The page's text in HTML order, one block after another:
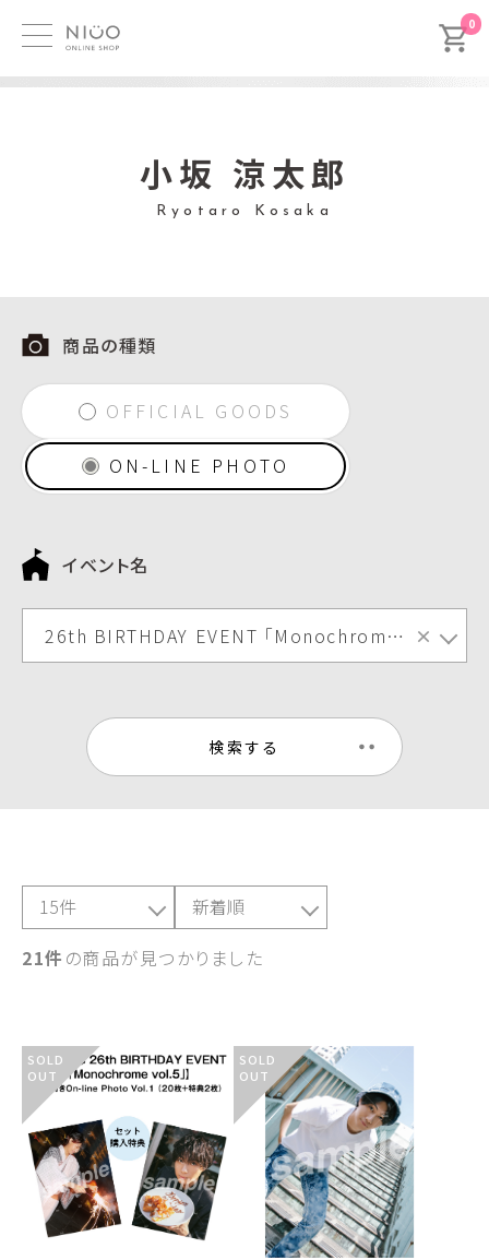
0
小坂 涼太郎
Ryotaro Kosaka
商品の種類
OFFICIAL GOODS
ON-LINE PHOTO
イベント名
×
26th BIRTHDAY EVENT 「Monochrome vol.5」Vol.1
検索する
21件 の商品が見つかりました
SOLD
OUT
SOLD
OUT